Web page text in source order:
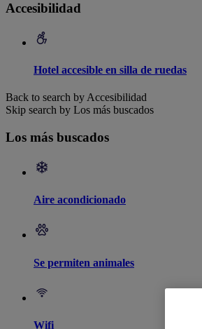
Accesibilidad
Hotel accesible en silla de ruedas
Back to search by Accesibilidad
Skip search by Los más buscados
Los más buscados
Aire acondicionado
Se permiten animales
Wifi